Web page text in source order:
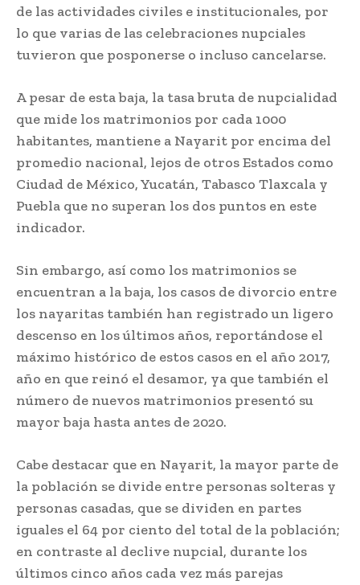
de las actividades civiles e institucionales, por
lo que varias de las celebraciones nupciales
tuvieron que posponerse o incluso cancelarse.
A pesar de esta baja, la tasa bruta de nupcialidad
que mide los matrimonios por cada 1000
habitantes, mantiene a Nayarit por encima del
promedio nacional, lejos de otros Estados como
Ciudad de México, Yucatán, Tabasco Tlaxcala y
Puebla que no superan los dos puntos en este
indicador.
Sin embargo, así como los matrimonios se
encuentran a la baja, los casos de divorcio entre
los nayaritas también han registrado un ligero
descenso en los últimos años, reportándose el
máximo histórico de estos casos en el año 2017,
año en que reinó el desamor, ya que también el
número de nuevos matrimonios presentó su
mayor baja hasta antes de 2020.
Cabe destacar que en Nayarit, la mayor parte de
la población se divide entre personas solteras y
personas casadas, que se dividen en partes
iguales el 64 por ciento del total de la población;
en contraste al declive nupcial, durante los
últimos cinco años cada vez más parejas